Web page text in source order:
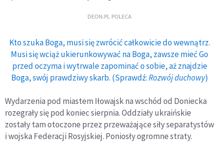
DEON.PL POLECA
Kto szuka Boga, musi się zwrócić całkowicie do wewnątrz.
Musi się wciąż ukierunkowywać na Boga, zawsze mieć Go
przed oczyma i wytrwale zapominać o sobie, aż znajdzie
Boga, swój prawdziwy skarb. (Sprawdź:Rozwój duchowy)
Wydarzenia pod miastem Iłowajsk na wschód od Doniecka
rozegrały się pod koniec sierpnia. Oddziały ukraińskie
zostały tam otoczone przez przeważające siły separatystów
i wojska Federacji Rosyjskiej. Poniosły ogromne straty.